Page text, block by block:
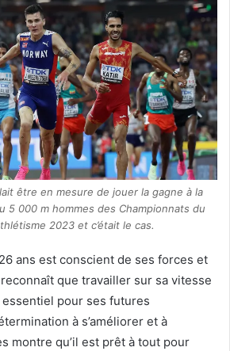
être en mesure de jouer la gagne à la
5 000 m hommes des Championnats du
2023 et c’était le cas.
ans est conscient de ses forces et
que travailler sur sa vitesse
pour ses futures
à s’améliorer et à
montre qu’il est prêt à tout pour